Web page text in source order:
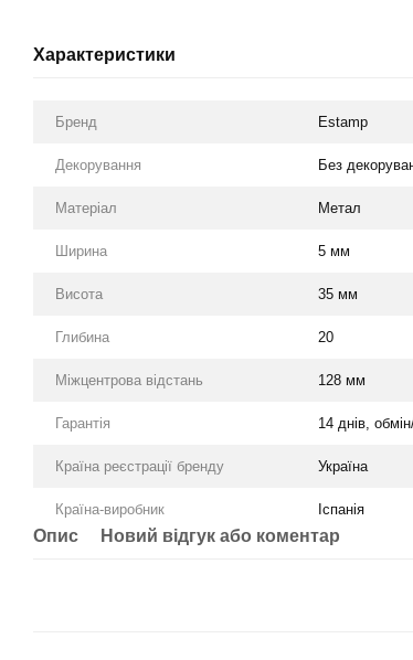
Характеристики
Бренд Estamp
Декорування Без
Матеріал Метал
Ширина 5 мм
Висота 35 мм
Глибина 20
Міжцентрова відстань 128 мм
Гарантія 14 днів,
Країна реєстрації бренду Україна
Країна-виробник Іспанія
Опис Новий відгук або коментар